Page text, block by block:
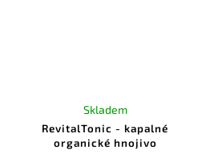
RevitalTonic - kapalné
organické hnojivo
Skladem